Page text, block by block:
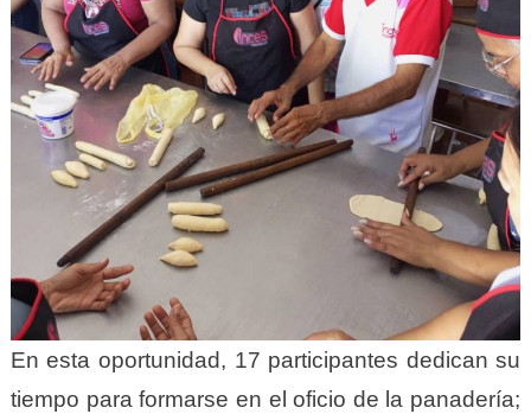
En esta oportunidad, 17 participantes dedican su
tiempo para formarse en el oficio de la panadería;